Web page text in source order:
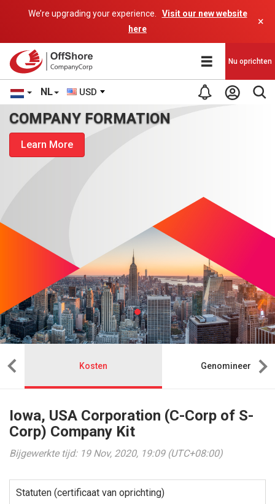
We’re upgrading your experience.
Visit our new website
here
×
NL USD
Nu oprichten
COMPANY FORMATION
Learn More
Kosten Genomineerde
Iowa, USA Corporation (C-Corp of S-
Corp) Company Kit
Bijgewerkte tijd: 19 Nov, 2020, 19:09 (UTC+08:00)
Statuten (certificaat van oprichting)